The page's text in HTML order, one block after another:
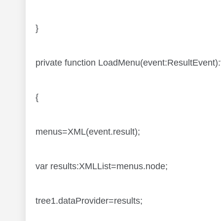
}
private function
{
menus=XML(event.result);
var results:XMLList=menus.node;
tree1.dataProvider=results;